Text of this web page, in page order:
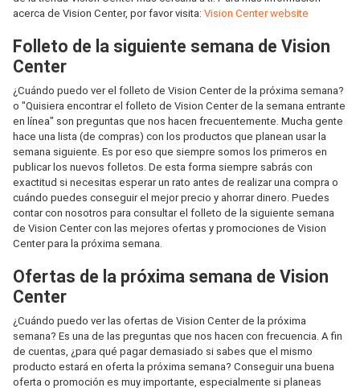
acerca de Vision Center, por favor visita: Vision Center website
Folleto de la siguiente semana de Vision
Center
¿Cuándo puedo ver el folleto de Vision Center de la próxima semana?
o "Quisiera encontrar el folleto de Vision Center de la semana entrante
en línea" son preguntas que nos hacen frecuentemente. Mucha gente
hace una lista (de compras) con los productos que planean usar la
semana siguiente. Es por eso que siempre somos los primeros en
publicar los nuevos folletos. De esta forma siempre sabrás con
exactitud si necesitas esperar un rato antes de realizar una compra o
cuándo puedes conseguir el mejor precio y ahorrar dinero. Puedes
contar con nosotros para consultar el folleto de la siguiente semana
de Vision Center con las mejores ofertas y promociones de Vision
Center para la próxima semana.
Ofertas de la próxima semana de Vision
Center
¿Cuándo puedo ver las ofertas de Vision Center de la próxima
semana? Es una de las preguntas que nos hacen con frecuencia. A fin
de cuentas, ¿para qué pagar demasiado si sabes que el mismo
producto estará en oferta la próxima semana? Conseguir una buena
oferta o promoción es muy importante, especialmente si planeas